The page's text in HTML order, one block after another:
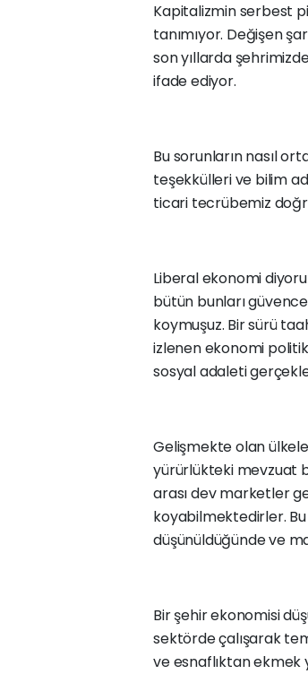
Kapitalizmin serbest
tanımıyor. Değişen
son yıllarda
ifade ediyor.
Bu sorunların nasıl
teşekkülleri ve bilim
ticari tecrübemiz
Liberal ekonomi
bütün bunları
koymuşuz. Bir sürü
izlenen ekonomi
sosyal adaleti
Gelişmekte olan
yürürlükteki mevzuat
arası dev marketler
koyabilmektedirler.
düşünüldüğünde ve
Bir şehir ekonomisi
sektörde çalışarak
ve esnaflıktan ekmek